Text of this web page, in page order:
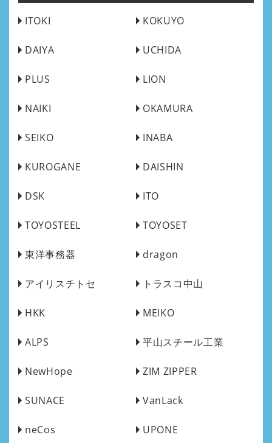
ITOKI KOKUYO
DAIYA UCHIDA
PLUS LION
NAIKI OKAMURA
SEIKO INABA
KUROGANE DAISHIN
DSK ITO
TOYOSTEEL TOYOSET
東洋事務器 dragon
アイリスチトセ トラスコ中山
HKK MEIKO
ALPS 平山スチール工業
NewHope ZIM ZIPPER
SUNACE VanLack
neCos UPONE